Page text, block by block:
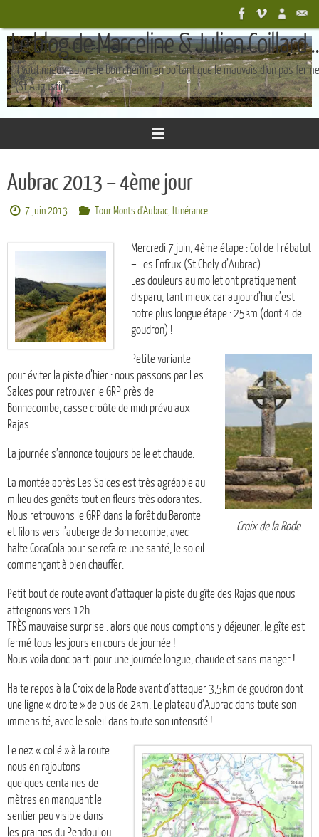
contenu
Le blog de Marceline & Julien Coillard
Il vaut mieux suivre le bon chemin en boîtant que le mauvais d'un pas ferme
(St Augustin)
Aubrac 2013 – 4ème jour
7 juin 2013 .Tour Monts d'Aubrac, Itinérance
Mercredi 7 juin, 4ème étape : Col de Trébatut
– Les Enfrux (St Chely d’Aubrac)
Les douleurs au mollet ont pratiquement
disparu, tant mieux car aujourd’hui c’est
notre plus longue étape : 25km (dont 4 de
goudron) !
Croix de la Rode
Petite variante
pour éviter la piste d’hier : nous passons par Les
Salces pour retrouver le GRP près de
Bonnecombe, casse croûte de midi prévu aux
Rajas.
La journée s’annonce toujours belle et chaude.
La montée après Les Salces est très agréable au
milieu des genêts tout en fleurs très odorantes.
Nous retrouvons le GRP dans la forêt du Baronte
et filons vers l’auberge de Bonnecombe, avec
halte CocaCola pour se refaire une santé, le soleil
commençant à bien chauffer.
Petit bout de route avant d’attaquer la piste du gîte des Rajas que nous
atteignons vers 12h.
TRÈS mauvaise surprise : alors que nous comptions y déjeuner, le gîte est
fermé tous les jours en cours de journée !
Nous voila donc parti pour une journée longue, chaude et sans manger !
Halte repos à la Croix de la Rode avant d’attaquer 3,5km de goudron dont
une ligne « droite » de plus de 2km. Le plateau d’Aubrac dans toute son
immensité, avec le soleil dans toute son intensité !
Le nez « collé » à la route
nous en rajoutons
quelques centaines de
mètres en manquant le
sentier peu visible dans
les prairies du Pendouliou.